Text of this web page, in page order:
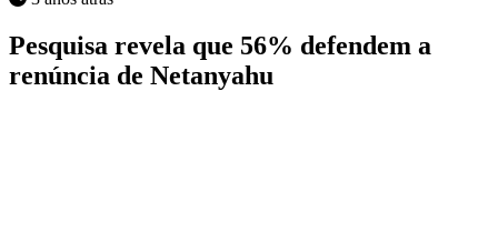
Pesquisa revela que 56% defendem a
renúncia de Netanyahu